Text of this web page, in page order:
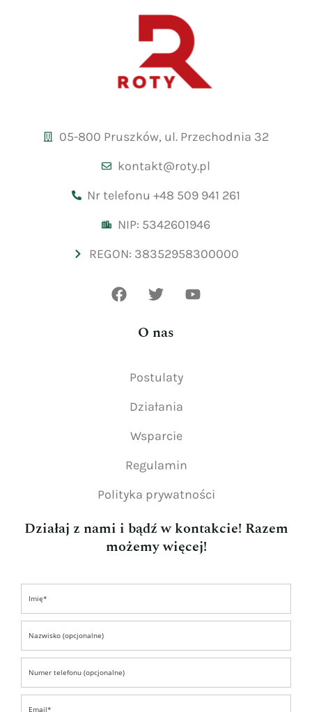
05-800 Pruszków, ul. Przechodnia 32
kontakt@roty.pl
Nr telefonu +48 509 941 261
NIP: 5342601946
REGON: 38352958300000
O nas
Postulaty
Działania
Wsparcie
Regulamin
Polityka prywatności
Działaj z nami i bądź w kontakcie! Razem
możemy więcej!